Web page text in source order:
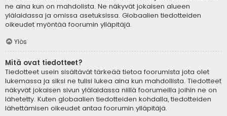
ne aina kun on mahdolista. Ne näkyvät jokaisen alueen
ylälaidassa ja omissa asetuksissa. Globaalien tiedotteiden
oikeudet myöntää foorumin ylläpitäjä.
Ylös
Mitä ovat tiedotteet?
Tiedotteet usein sisältävät tärkeää tietoa foorumista jota olet
lukemassa ja siksi ne tulisi lukea aina kun mahdollista. Tiedotteet
näkyvät jokaisen sivun ylälaidassa niillä foorumeilla joihin ne on
lähetetty. Kuten globaalien tiedotteiden kohdalla, tiedotteiden
lähettämisen oikeudet antaa foorumin ylläpitäjä.